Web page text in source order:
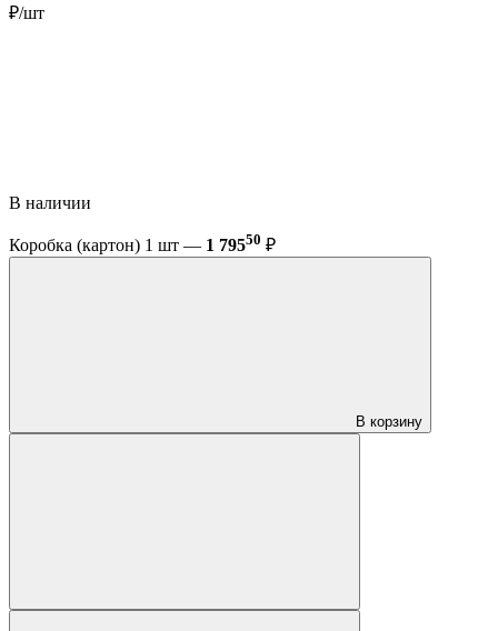
₽/шт
В наличии
Коробка (картон) 1 шт — 1 79550 ₽
В корзину